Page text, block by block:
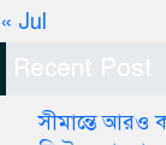
« Jul
Recent Post
সীমান্তে আরও